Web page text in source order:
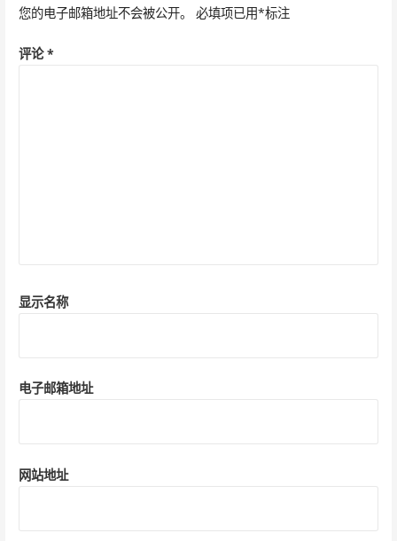
您的电子邮箱地址不会被公开。 必填项已用*标注
评论*
显示名称
电子邮箱地址
网站地址